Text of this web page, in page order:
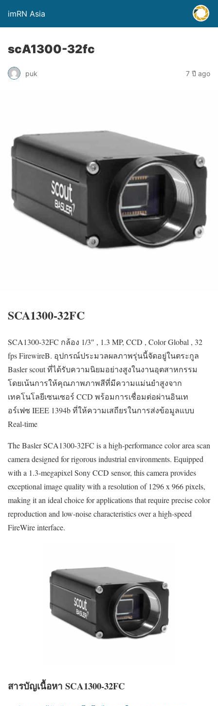
imRN Asia
scA1300-32fc
puk 7 ปี ago
SCA1300-32FC
SCA1300-32FC กล้อง 1/3″ , 1.3 MP, CCD , Color Global , 32
fps FirewireB. อุปกรณ์ประมวลผลภาพรุ่นนี้จัดอยู่ในตระกูล
Basler scout ที่ได้รับความนิยมอย่างสูงในงานอุตสาหกรรม
โดยเน้นการให้คุณภาพภาพสีที่มีความแม่นยำสูงจาก
เทคโนโลยีเซนเซอร์ CCD พร้อมการเชื่อมต่อผ่านอินเท
อร์เฟซ IEEE 1394b ที่ให้ความเสถียรในการส่งข้อมูลแบบ
Real-time
The Basler SCA1300-32FC is a high-performance color area scan
camera designed for rigorous industrial environments. Equipped
with a 1.3-megapixel Sony CCD sensor, this camera provides
exceptional image quality with a resolution of 1296 x 966 pixels,
making it an ideal choice for applications that require precise color
reproduction and low-noise characteristics over a high-speed
FireWire interface.
สารบัญเนื้อหา SCA1300-32FC